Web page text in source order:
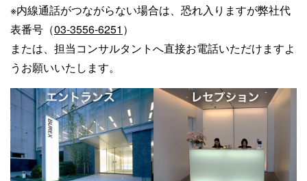
※内線通話がつながらない場合は、恐れ入りますが弊社代
表番号（03-3556-6251 ）
または、担当コンサルタントへ直接お電話いただけますよ
うお願いいたします。